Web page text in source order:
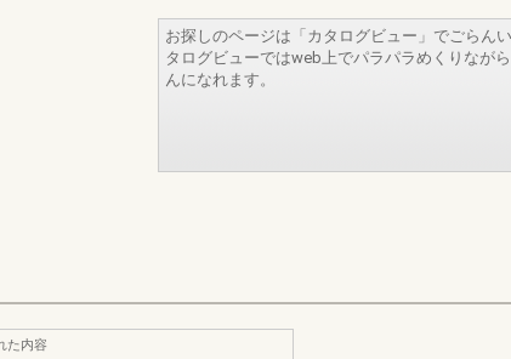
お探しのページは「カタログビュー」でごらん
タログビューではweb上でパラパラめくりなが
んになれます。
た内容